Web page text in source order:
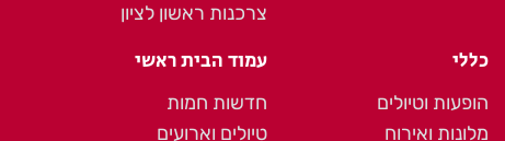
צרכנות ראשון לציון
כללי
הופעות וטיולים
מלונות ואירוח
עמוד הבית ראשי
חדשות חמות
טיולים וארועים